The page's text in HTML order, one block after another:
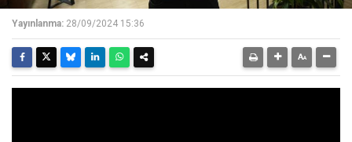
Yayınlanma: 28/09/2024 15:36